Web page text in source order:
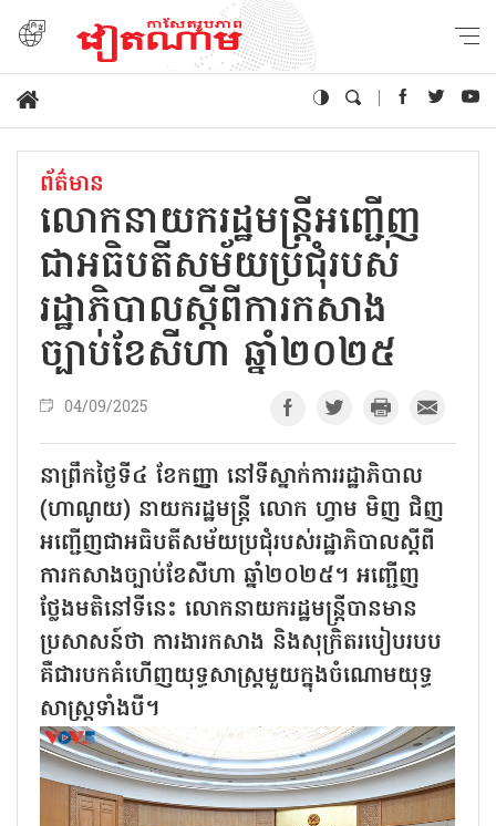
ព័ត៌មាន
លោកនាយករដ្ឋមន្ត្រីអញ្ជើញ
ជាអធិបតីសម័យប្រជុំរបស់
រដ្ឋាភិបាលស្តីពីការកសាង
ច្បាប់ខែសីហា ឆ្នាំ២០២៥
04/09/2025
នាព្រឹកថ្ងៃទី៤ ខែកញ្ញា នៅទីស្នាក់ការរដ្ឋាភិបាល
(ហាណូយ) នាយករដ្ឋមន្ត្រី លោក ហ្វាម មិញ ជិញ
អញ្ជើញជាអធិបតីសម័យប្រជុំរបស់រដ្ឋាភិបាលស្តីពី
ការកសាងច្បាប់ខែសីហា ឆ្នាំ២០២៥។ អញ្ជើញ
ថ្លែងមតិនៅទីនេះ លោកនាយករដ្ឋមន្ត្រីបានមាន
ប្រសាសន៍ថា ការងារកសាង និងសុក្រិតរបៀបរបប
គឺជារបកគំហើញយុទ្ធសាស្ត្រមួយក្នុងចំណោមយុទ្ធ
សាស្ត្រទាំងបី។